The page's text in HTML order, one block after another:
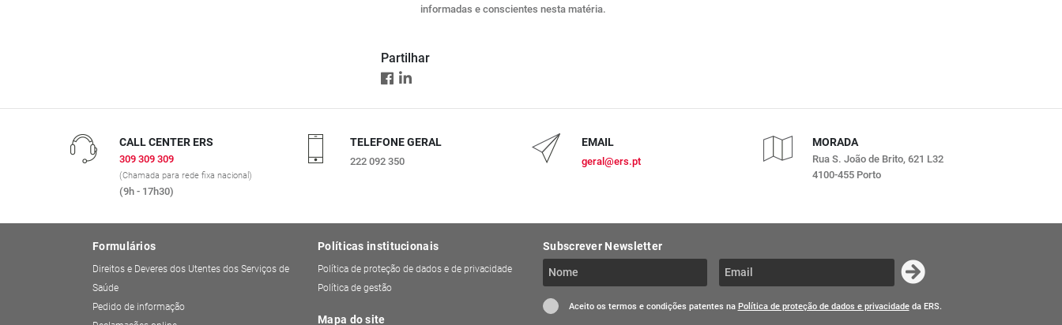
informadas e conscientes nesta matéria.
Partilhar
CALL CENTER ERS
309 309 309
(Chamada para rede fixa nacional)
(9h - 17h30)
TELEFONE GERAL
222 092 350
EMAIL
geral@ers.pt
MORADA
Rua S. João de Brito, 621 L32
4100-455 Porto
Formulários
Direitos e Deveres dos Utentes dos Serviços de
Saúde
Pedido de informação
Políticas institucionais
Política de proteção de dados e de privacidade
Política de gestão
Mapa do site
Subscrever Newsletter
Aceito os termos e condições patentes na Política de proteção de dados e privacidadeda ERS.